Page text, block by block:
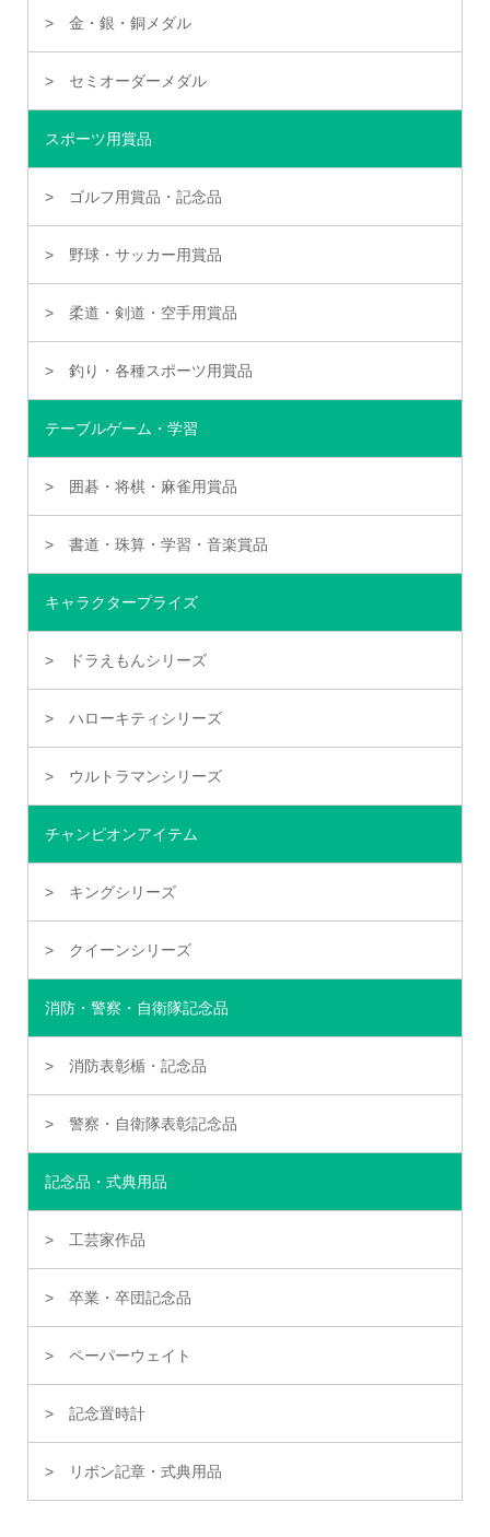
金・銀・銅メダル
セミオーダーメダル
スポーツ用賞品
ゴルフ用賞品・記念品
野球・サッカー用賞品
柔道・剣道・空手用賞品
釣り・各種スポーツ用賞品
テーブルゲーム・学習
囲碁・将棋・麻雀用賞品
書道・珠算・学習・音楽賞品
キャラクタープライズ
ドラえもんシリーズ
ハローキティシリーズ
ウルトラマンシリーズ
チャンピオンアイテム
キングシリーズ
クイーンシリーズ
消防・警察・自衛隊記念品
消防表彰楯・記念品
警察・自衛隊表彰記念品
記念品・式典用品
工芸家作品
卒業・卒団記念品
ペーパーウェイト
記念置時計
リボン記章・式典用品